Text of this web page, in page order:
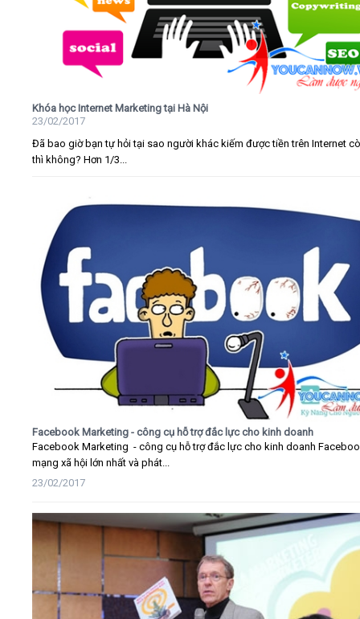
Khóa học Internet Marketing tại Hà Nội
23/02/2017
Đã bao giờ bạn tự hỏi tại sao người khác kiếm được tiền trên Internet
thì không? Hơn 1/3...
Facebook Marketing - công cụ hỗ trợ đắc lực cho kinh doanh
Facebook Marketing - công cụ hỗ trợ đắc lực cho kinh doanh
mạng xã hội lớn nhất và phát...
23/02/2017